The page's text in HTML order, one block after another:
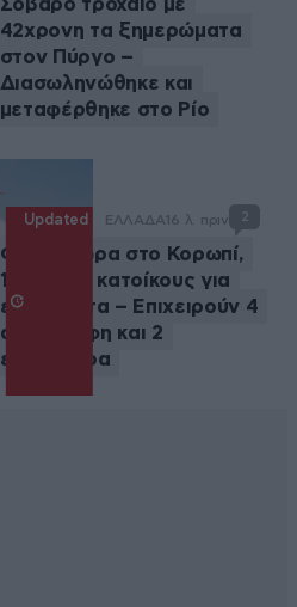
Σοβαρό τροχαίο με
42χρονη τα ξημερώματα
στον Πύργο –
Διασωληνώθηκε και
μεταφέρθηκε στο Ρίο
Updated ΕΛΛΑΔΑ 16 λ. πριν 2
Φωτιά τώρα στο Κορωπί,
112 στους κατοίκους για
ετοιμότητα – Επιχειρούν 4
αεροσκάφη και 2
ελικόπτερα